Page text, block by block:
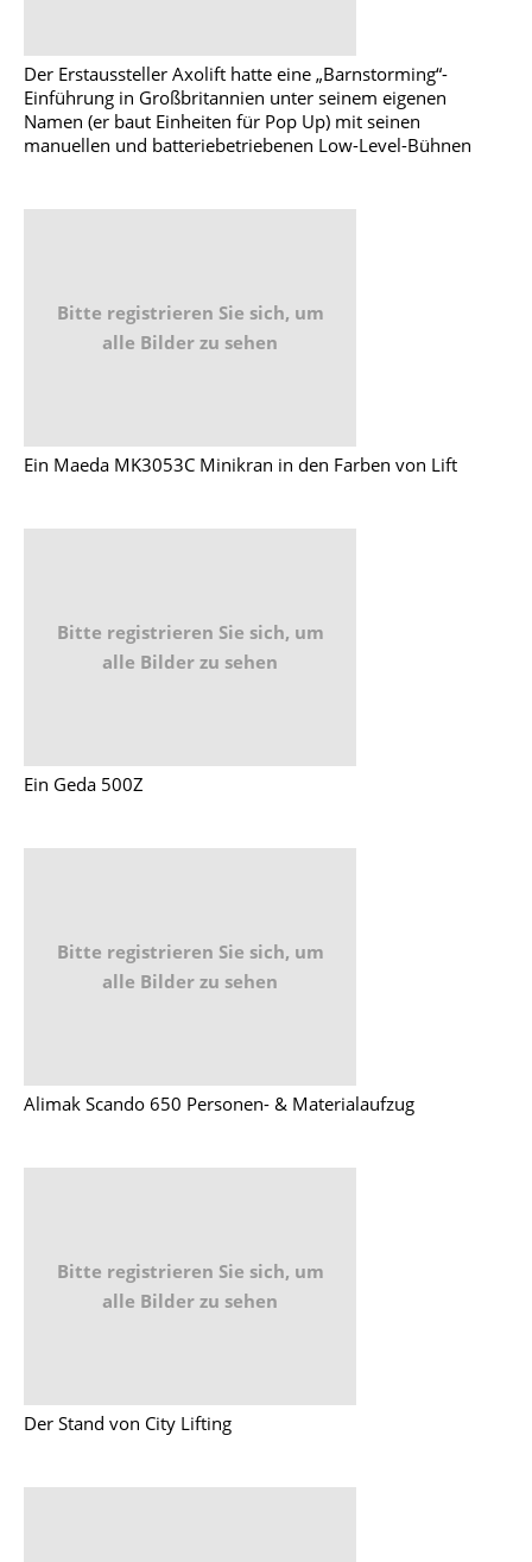
Der Erstaussteller Axolift hatte eine „Barnstorming“-
Einführung in Großbritannien unter seinem eigenen
Namen (er baut Einheiten für Pop Up) mit seinen
manuellen und batteriebetriebenen Low-Level-Bühnen
Bitte registrieren Sie sich, um
alle Bilder zu sehen
Ein Maeda MK3053C Minikran in den Farben von Lift
Bitte registrieren Sie sich, um
alle Bilder zu sehen
Ein Geda 500Z
Bitte registrieren Sie sich, um
alle Bilder zu sehen
Alimak Scando 650 Personen- & Materialaufzug
Bitte registrieren Sie sich, um
alle Bilder zu sehen
Der Stand von City Lifting